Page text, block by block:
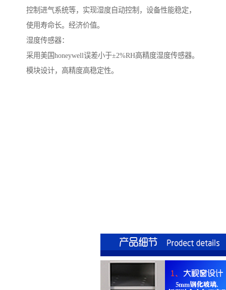
控制进气系统等，实现湿度自动控制，设备性能稳定，
使用寿命长。经济价值。
湿度传感器：
采用美国honeywell误差小于±2%RH高精度湿度传感器。
模块设计，高精度高稳定性。